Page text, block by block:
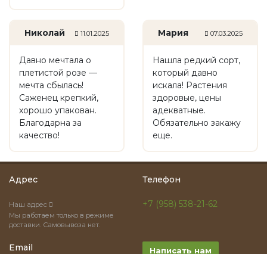
Николай 11.01.2025
Давно мечтала о
плетистой розе —
мечта сбылась!
Саженец крепкий,
хорошо упакован.
Благодарна за
качество!
Мария 07.03.2025
Нашла редкий сорт,
который давно
искала! Растения
здоровые, цены
адекватные.
Обязательно закажу
еще.
Адрес
Наш адрес
Мы работаем только в режиме
доставки. Самовывоза нет.
Телефон
+7 (958) 538-21-62
Email Написать нам